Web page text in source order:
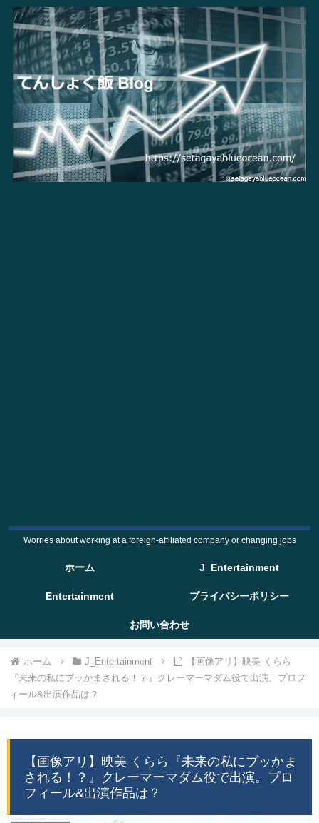
Worries about working at a foreign-affiliated company or changing jobs
ホーム J_Entertainment
Entertainment プライバシーポリシー
お問い合わせ
ホーム J_Entertainment
【画像アリ】映美 くらら
『未来の私にブッかまされる！？』クレーマーマダム役で出演。プロフ
ィール&出演作品は？
【画像アリ】映美 くらら『未来の私にブッかま
される！？』クレーマーマダム役で出演。プロ
フィール&出演作品は？